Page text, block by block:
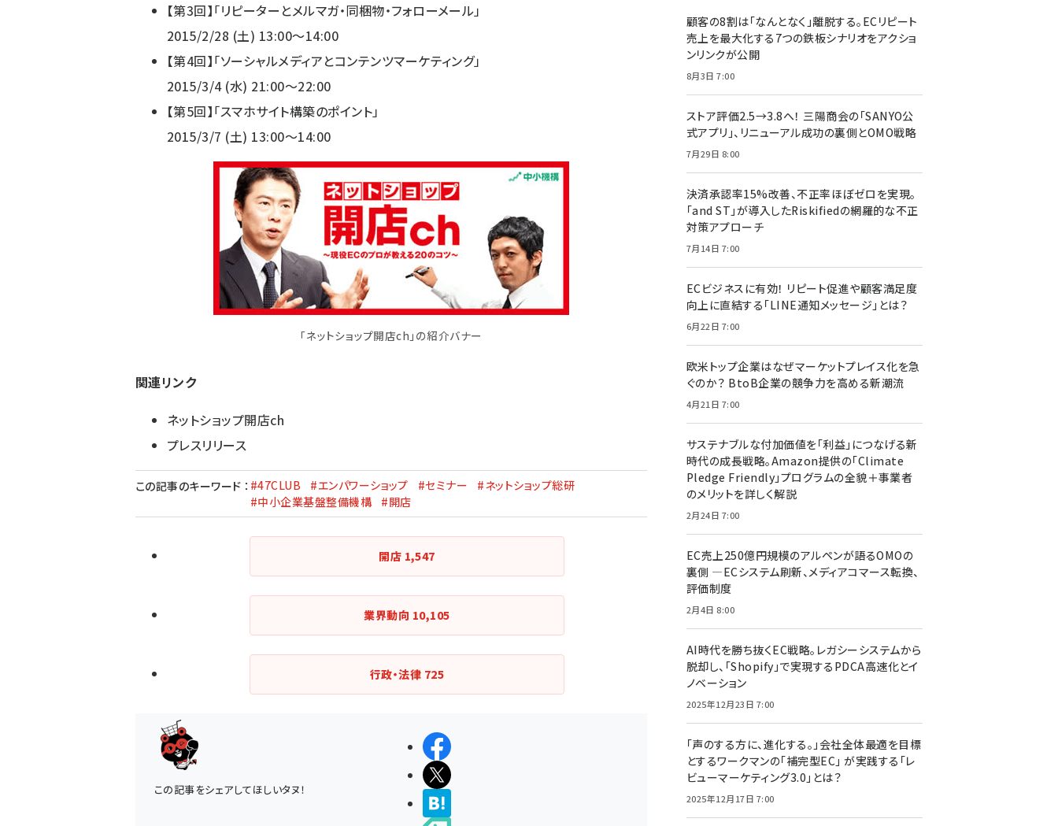
【第3回】「リピーターとメルマガ・同梱物・フォローメール」
2015/2/28 (土) 13:00～14:00
【第4回】「ソーシャルメディアとコンテンツマーケティング」
2015/3/4 (水) 21:00～22:00
【第5回】「スマホサイト構築のポイント」
2015/3/7 (土) 13:00～14:00
「ネットショップ開店ch」の紹介バナー
関連リンク
ネットショップ開店ch
プレスリリース
この記事のキーワード ： #47CLUB #エンパワーショップ #セミナー
#ネットショップ総研
#中小企業基盤整備機構
#開店
開店 1,547
業界動向 10,105
行政・法律 725
この記事をシェアしてほしいタヌ！
顧客の8割は「なんとなく」離脱する。ECリピート
売上を最大化する7つの鉄板シナリオをアクショ
ンリンクが公開
8月3日 7:00
ストア評価2.5→3.8へ！ 三陽商会の「SANYO公
式アプリ」、リニューアル成功の裏側とOMO戦略
7月29日 8:00
決済承認率15%改善、不正率ほぼゼロを実現。
「and ST」が導入したRiskifiedの網羅的な不正
対策アプローチ
7月14日 7:00
ECビジネスに有効！ リピート促進や顧客満足度
向上に直結する「LINE通知メッセージ」とは？
6月22日 7:00
欧米トップ企業はなぜマーケットプレイス化を急
ぐのか？ BtoB企業の競争力を高める新潮流
4月21日 7:00
サステナブルな付加価値を「利益」につなげる新
時代の成長戦略。Amazon提供の「Climate
Pledge Friendly」プログラムの全貌＋事業者
のメリットを詳しく解説
2月24日 7:00
EC売上250億円規模のアルペンが語るOMOの
裏側 ―ECシステム刷新、メディアコマース転換、
評価制度
2月4日 8:00
AI時代を勝ち抜くEC戦略。レガシーシステムから
脱却し、「Shopify」で実現するPDCA高速化とイ
ノベーション
2025年12月23日 7:00
「声のする方に、進化する。」会社全体最適を目標
とするワークマンの「補完型EC」 が実践する「レ
ビューマーケティング3.0」とは？
2025年12月17日 7:00